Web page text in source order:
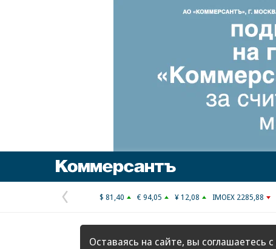
Предыдущая
страница
$ 81,40 € 94,05 ¥ 12,08 IMOEX 2285,88
Оставаясь на сайте, вы соглашаетесь с